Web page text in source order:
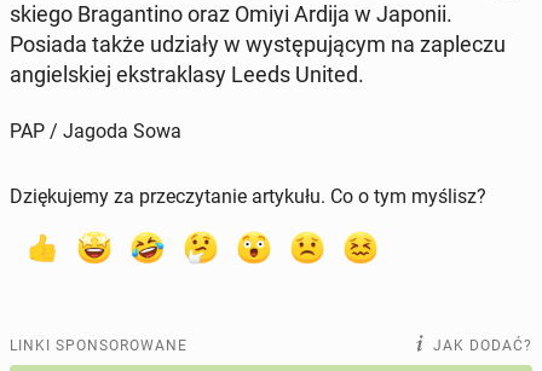
skie­go Bra­gan­ti­no oraz Omiyi Ardija w Japonii.
Posiada także udziały w wy­stę­pu­ją­cym na za­ple­czu
an­giel­skiej eks­tra­kla­sy Leeds United.
PAP / Jagoda Sowa
Dziękujemy za przeczytanie artykułu. Co o tym myślisz?
LINKI SPONSOROWANE JAK DODAĆ?